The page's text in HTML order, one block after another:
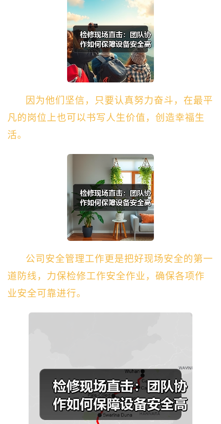
因为他们坚信，只要认真努力奋斗，在最平
凡的岗位上也可以书写人生价值，创造幸福生
活。
公司安全管理工作更是把好现场安全的第一
道防线，力保检修工作安全作业，确保各项作
业安全可靠进行。